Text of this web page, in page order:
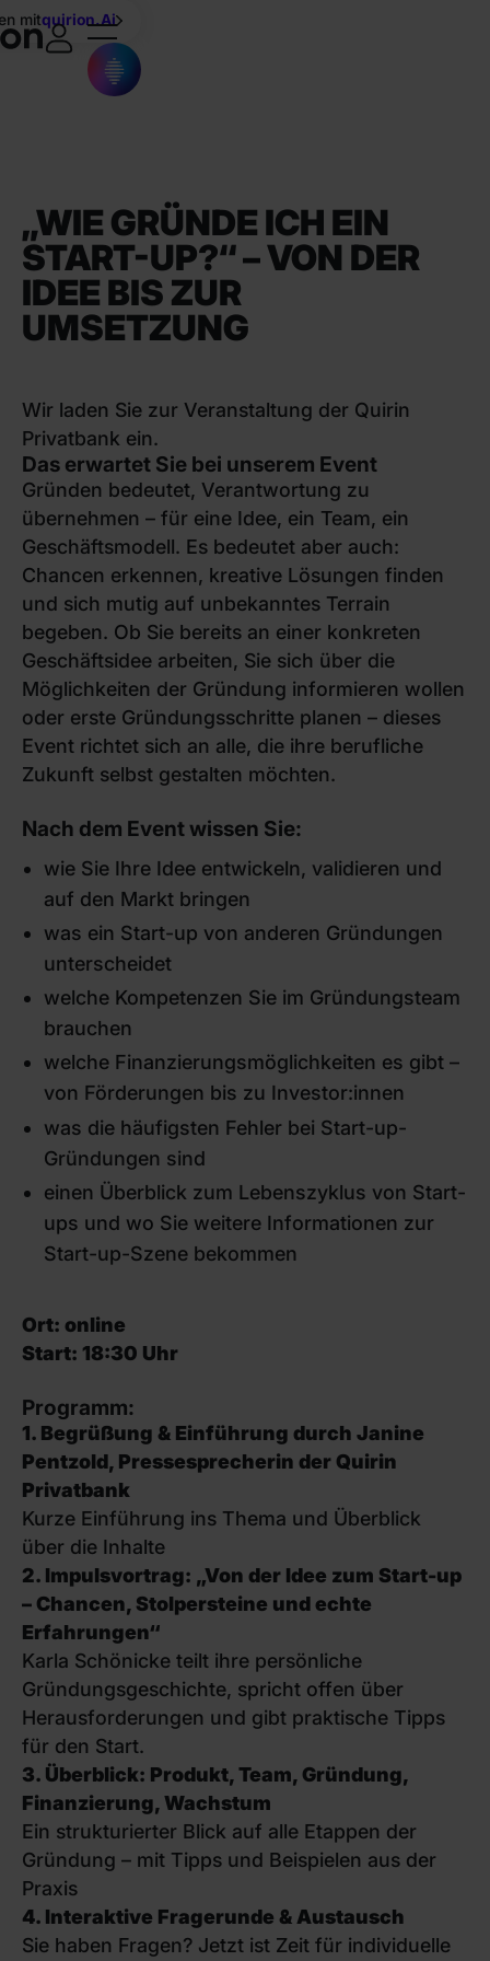
mitquirion.Ai
„WIE GRÜNDE ICH EIN
START-UP?“ – VON DER
IDEE BIS ZUR
UMSETZUNG
Wir laden Sie zur Veranstaltung der Quirin
Privatbank ein.
Das erwartet Sie bei unserem Event
Gründen bedeutet, Verantwortung zu
übernehmen – für eine Idee, ein Team, ein
Geschäftsmodell. Es bedeutet aber auch:
Chancen erkennen, kreative Lösungen finden
und sich mutig auf unbekanntes Terrain
begeben. Ob Sie bereits an einer konkreten
Geschäftsidee arbeiten, Sie sich über die
Möglichkeiten der Gründung informieren wollen
oder erste Gründungsschritte planen – dieses
Event richtet sich an alle, die ihre berufliche
Zukunft selbst gestalten möchten.
Nach dem Event wissen Sie:
wie Sie Ihre Idee entwickeln, validieren und
auf den Markt bringen
was ein Start-up von anderen Gründungen
unterscheidet
welche Kompetenzen Sie im Gründungsteam
brauchen
welche Finanzierungsmöglichkeiten es gibt –
von Förderungen bis zu Investor:innen
was die häufigsten Fehler bei Start-up-
Gründungen sind
einen Überblick zum Lebenszyklus von Start-
ups und wo Sie weitere Informationen zur
Start-up-Szene bekommen
Ort: online
Start: 18:30 Uhr
Programm:
1. Begrüßung & Einführung durch Janine
Pentzold, Pressesprecherin der Quirin
Privatbank
Kurze Einführung ins Thema und Überblick
über die Inhalte
2. Impulsvortrag: „Von der Idee zum Start-up
– Chancen, Stolpersteine und echte
Erfahrungen“
Karla Schönicke teilt ihre persönliche
Gründungsgeschichte, spricht offen über
Herausforderungen und gibt praktische Tipps
für den Start.
3. Überblick: Produkt, Team, Gründung,
Finanzierung, Wachstum
Ein strukturierter Blick auf alle Etappen der
Gründung – mit Tipps und Beispielen aus der
Praxis
4. Interaktive Fragerunde & Austausch
Sie haben Fragen? Jetzt ist Zeit für individuelle